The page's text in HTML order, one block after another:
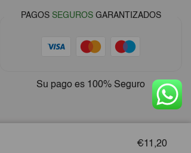
PAGOS SEGUROSGARANTIZADOS
Su pago es 100% Seguro
€11,20